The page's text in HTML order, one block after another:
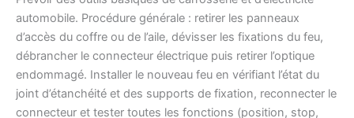
automobile. Procédure générale : retirer les panneaux
d’accès du coffre ou de l’aile, dévisser les fixations du feu,
débrancher le connecteur électrique puis retirer l’optique
endommagé. Installer le nouveau feu en vérifiant l’état du
joint d’étanchéité et des supports de fixation, reconnecter le
connecteur et tester toutes les fonctions (position, stop,